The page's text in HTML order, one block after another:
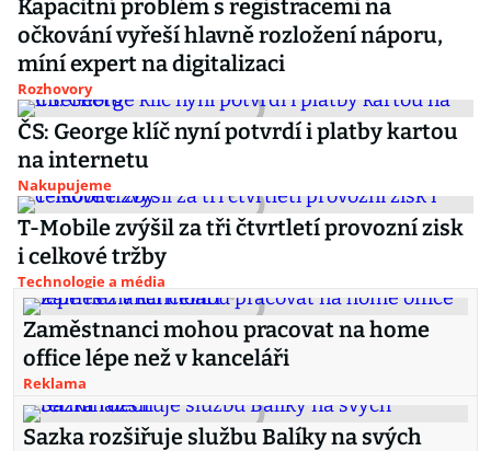
Kapacitní problém s registracemi na
očkování vyřeší hlavně rozložení náporu,
míní expert na digitalizaci
Rozhovory
ČS: George klíč nyní potvrdí i platby kartou
na internetu
Nakupujeme
T-Mobile zvýšil za tři čtvrtletí provozní zisk
i celkové tržby
Technologie a média
Zaměstnanci mohou pracovat na home
office lépe než v kanceláři
Reklama
Sazka rozšiřuje službu Balíky na svých